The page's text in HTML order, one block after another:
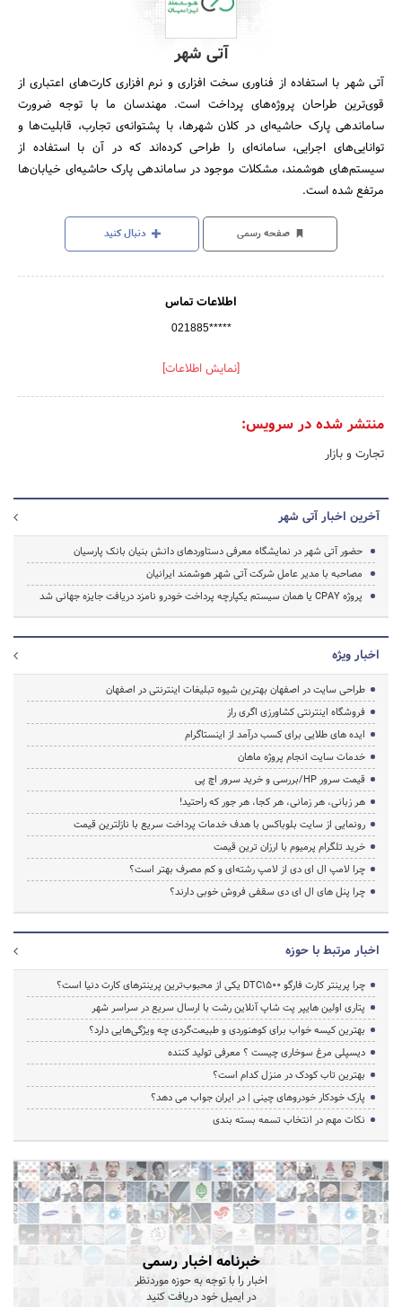
آتی شهر
آتی شهر با استفاده از فناوری سخت افزاری و نرم افزاری کارت‌های اعتباری از
قوی‌ترین طراحان پروژه‌های پرداخت است. مهندسان ما با توجه ضرورت
ساماندهی پارک حاشیه‌ای در کلان شهرها، با پشتوانه‌ی تجارب، قابلیت‌ها و
توانایی‌های اجرایی، سامانه‌ای را طراحی کرده‌اند که در آن با استفاده از
سیستم‌های هوشمند، مشکلات موجود در ساماندهی پارک حاشیه‌ای خیابان‌ها
مرتفع شده است.
صفحه رسمی دنبال کنید
اطلاعات تماس
021885*****
[نمایش اطلاعات]
منتشر شده در سرویس:
تجارت و بازار
آخرین اخبار آتی شهر
حضور آتی شهر در نمایشگاه معرفی دستاوردهای دانش‌ بنیان بانک پارسیان
مصاحبه با مدیر عامل شرکت آتی شهر هوشمند ایرانیان
پروژه CPAY یا همان سیستم یکپارچه پرداخت خودرو نامزد دریافت جایزه جهانی شد
اخبار ویژه
طراحی سایت در اصفهان بهترین شیوه تبلیغات اینترنتی در اصفهان
فروشگاه اینترنتی کشاورزی اگری راز
ایده های طلایی برای کسب درآمد از اینستاگرام
خدمات سایت انجام پروژه ماهان
قیمت سرور HP/بررسی و خرید سرور اچ پی
هر زبانی، هر زمانی، هر کجا، هر جور که راحتید!
رونمایی از سایت بلوباکس با هدف خدمات پرداخت سریع با نازلترین قیمت
خرید تلگرام پرمیوم با ارزان ترین قیمت
چرا لامپ ال ای دی از لامپ رشته‌ای و کم مصرف بهتر است؟
چرا پنل های ال ای دی سقفی فروش خوبی دارند؟
اخبار مرتبط با حوزه
چرا پرینتر کارت فارگو DTC1500 یکی از محبوب‌ترین پرینترهای کارت دنیا است؟
پتاری اولین هایپر پت شاپ آنلاین رشت با ارسال سریع در سراسر شهر
بهترین کیسه خواب برای کوهنوردی و طبیعت‌گردی چه ویژگی‌هایی دارد؟
دیسپلی مرغ سوخاری چیست ؟ معرفی تولید کننده
بهترین تاب کودک در منزل کدام است؟
پارک خودکار خودروهای چینی | در ایران جواب می دهد؟
نکات مهم در انتخاب تسمه بسته بندی
خبرنامه اخبار رسمی
اخبار را با توجه به حوزه موردنظر
در ایمیل خود دریافت کنید